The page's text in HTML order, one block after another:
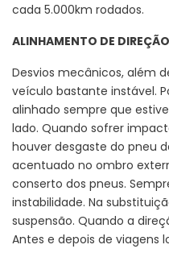
cada 5.000km rodados.
ALINHAMENTO DE DIREÇÃO
Desvios mecânicos, além
veículo bastante instável.
alinhado sempre que
lado. Quando sofrer
houver desgaste do pneu
acentuado no ombro
conserto dos pneus.
instabilidade. Na
suspensão. Quando a
Antes e depois de viagens